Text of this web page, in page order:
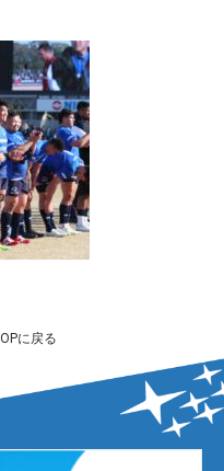
に戻る